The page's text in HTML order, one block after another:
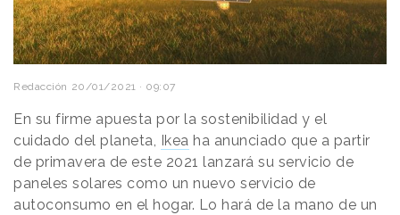
Redacción 20/01/2021 · 09:07
En su firme apuesta por la sostenibilidad y el
cuidado del planeta,
Ikea ha anunciado que a partir
de primavera de este 2021 lanzará su servicio de
paneles solares como un nuevo servicio de
autoconsumo en el hogar. Lo hará de la mano de un